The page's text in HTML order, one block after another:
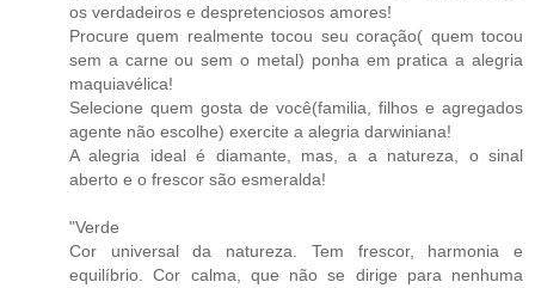
os verdadeiros e despretenciosos amores!
Procure quem realmente tocou seu coração( quem tocou
sem a carne ou sem o metal) ponha em pratica a alegria
maquiavélica!
Selecione quem gosta de você(familia, filhos e agregados
agente não escolhe) exercite a alegria darwiniana!
A alegria ideal é diamante, mas, a a natureza, o sinal
aberto e o frescor são esmeralda!
"Verde
Cor universal da natureza. Tem frescor, harmonia e
equilíbrio. Cor calma, que não se dirige para nenhuma